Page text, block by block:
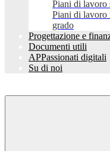
Piani di lavoro
Piani di lavoro
grado
Progettazione e
Documenti utili
APPassionati digitali
Su di noi